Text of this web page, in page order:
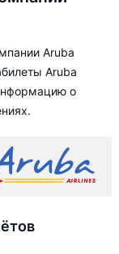
Aruba
Aruba
о